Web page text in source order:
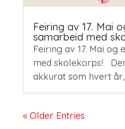
Feiring av 17. Mai
samarbeid med
Feiring av 17. Mai og
med skolekorps!
akkurat som hvert
« Older Entries